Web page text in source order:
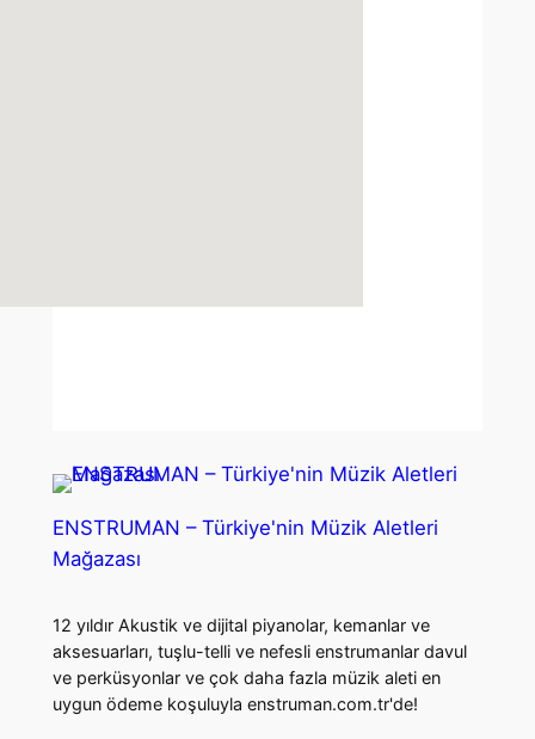
ENSTRUMAN – Türkiye'nin Müzik Aletleri
Mağazası
12 yıldır Akustik ve dijital piyanolar, kemanlar ve
aksesuarları, tuşlu-telli ve nefesli enstrumanlar davul
ve perküsyonlar ve çok daha fazla müzik aleti en
uygun ödeme koşuluyla enstruman.com.tr'de!